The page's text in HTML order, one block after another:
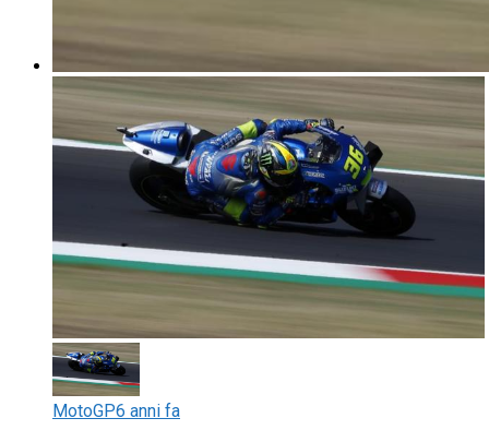
MotoGP6 anni fa